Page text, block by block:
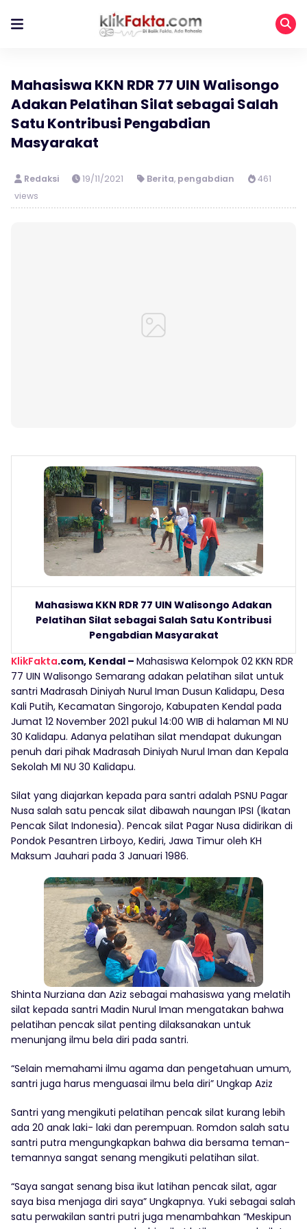
Mahasiswa KKN RDR 77 UIN Walisongo
Adakan Pelatihan Silat sebagai Salah
Satu Kontribusi Pengabdian
Masyarakat
Redaksi 19/11/2021 Berita, pengabdian
461
views
Mahasiswa KKN RDR 77 UIN Walisongo Adakan
Pelatihan Silat sebagai Salah Satu Kontribusi
Pengabdian Masyarakat
KlikFakta.com, Kendal – Mahasiswa Kelompok 02 KKN RDR
77 UIN Walisongo Semarang adakan pelatihan silat untuk
santri Madrasah Diniyah Nurul Iman Dusun Kalidapu, Desa
Kali Putih, Kecamatan Singorojo, Kabupaten Kendal pada
Jumat 12 November 2021 pukul 14:00 WIB di halaman MI NU
30 Kalidapu. Adanya pelatihan silat mendapat dukungan
penuh dari pihak Madrasah Diniyah Nurul Iman dan Kepala
Sekolah MI NU 30 Kalidapu.
Silat yang diajarkan kepada para santri adalah PSNU Pagar
Nusa salah satu pencak silat dibawah naungan IPSI (Ikatan
Pencak Silat Indonesia). Pencak silat Pagar Nusa didirikan di
Pondok Pesantren Lirboyo, Kediri, Jawa Timur oleh KH
Maksum Jauhari pada 3 Januari 1986.
Shinta Nurziana dan Aziz sebagai mahasiswa yang melatih
silat kepada santri Madin Nurul Iman mengatakan bahwa
pelatihan pencak silat penting dilaksanakan untuk
menunjang ilmu bela diri pada santri.
“Selain memahami ilmu agama dan pengetahuan umum,
santri juga harus menguasai ilmu bela diri” Ungkap Aziz
Santri yang mengikuti pelatihan pencak silat kurang lebih
ada 20 anak laki- laki dan perempuan. Romdon salah satu
santri putra mengungkapkan bahwa dia bersama teman-
temannya sangat senang mengikuti pelatihan silat.
“Saya sangat senang bisa ikut latihan pencak silat, agar
saya bisa menjaga diri saya” Ungkapnya. Yuki sebagai salah
satu perwakilan santri putri juga menambahkan “Meskipun